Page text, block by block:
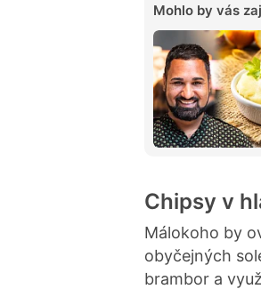
Mohlo by vás
Chipsy v
Málokoho by
obyčejných
brambor a